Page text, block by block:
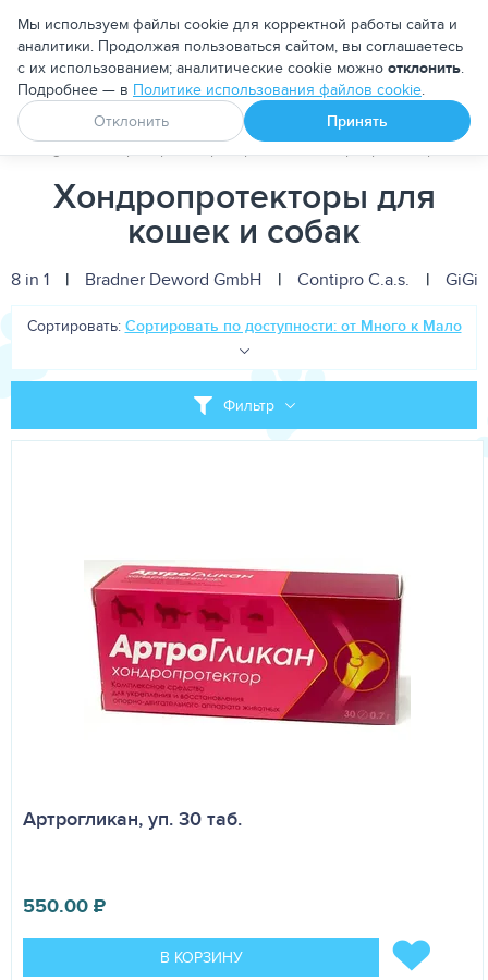
Москва
Апоквел Ветмедин От блох и клещей
PetDog Ветеринарные препараты Хондропротекторы
Хондропротекторы для
кошек и собак
8 in 1 | Bradner Deword GmbH | Contipro C.a.s. | GiGi
Фильтр
Сортировать: Сортировать по доступности: от Много к Мало
Артрогликан, уп. 30 таб.
550.00₽
В КОРЗИНУ
Мы используем файлы cookie для корректной работы сайта и
аналитики. Продолжая пользоваться сайтом, вы соглашаетесь
с их использованием; аналитические cookie можно отклонить.
Подробнее — в Политике использования файлов cookie.
Отклонить
Принять